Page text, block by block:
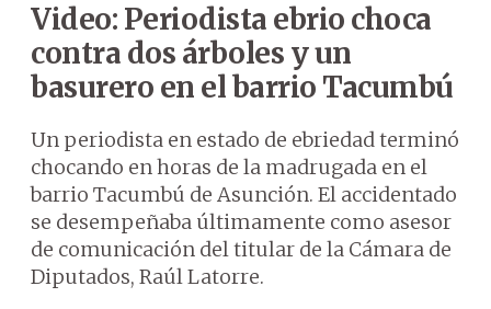
Video: Periodista ebrio choca
contra dos árboles y un
basurero en el barrio Tacumbú
Un periodista en estado de ebriedad terminó
chocando en horas de la madrugada en el
barrio Tacumbú de Asunción. El accidentado
se desempeñaba últimamente como asesor
de comunicación del titular de la Cámara de
Diputados, Raúl Latorre.